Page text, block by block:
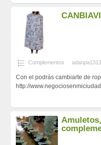
CANBIAVI
Complementos adanpa1313
Con el podrás cambiarte de
http://